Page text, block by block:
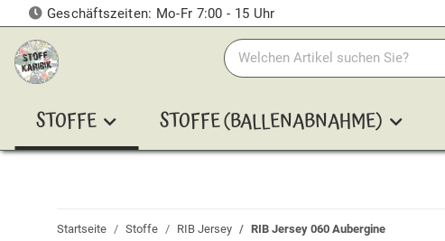
Geschäftszeiten: Mo-Fr 7:00 - 15 Uhr
STOFFE STOFFE (BALLENABNAHME)
Startseite Stoffe RIB Jersey RIB Jersey 060 Aubergine